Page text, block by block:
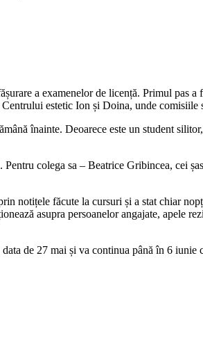
a examenelor de licență. Primul pas a
estetic Ion și Doina, unde comisiile
înainte. Deoarece este un student
colega sa – Beatrice Gribincea, cei
notițele făcute la cursuri și a stat chiar
asupra persoanelor angajate, apele
de 27 mai și va continua până în 6